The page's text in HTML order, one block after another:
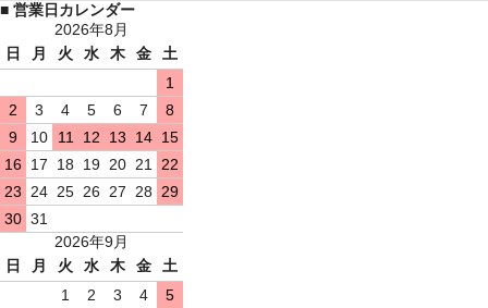
■ 営業日カレンダー
2026年8月
日
月 火 水 木 金
土
1
2
3 4 5 6 7
8
9
10 11 12 13 14 15
16 17 18 19 20 21
22
23
24 25 26 27 28
29
30 31
2026年9月
日
月 火 水 木 金
土
1
2 3 4 5